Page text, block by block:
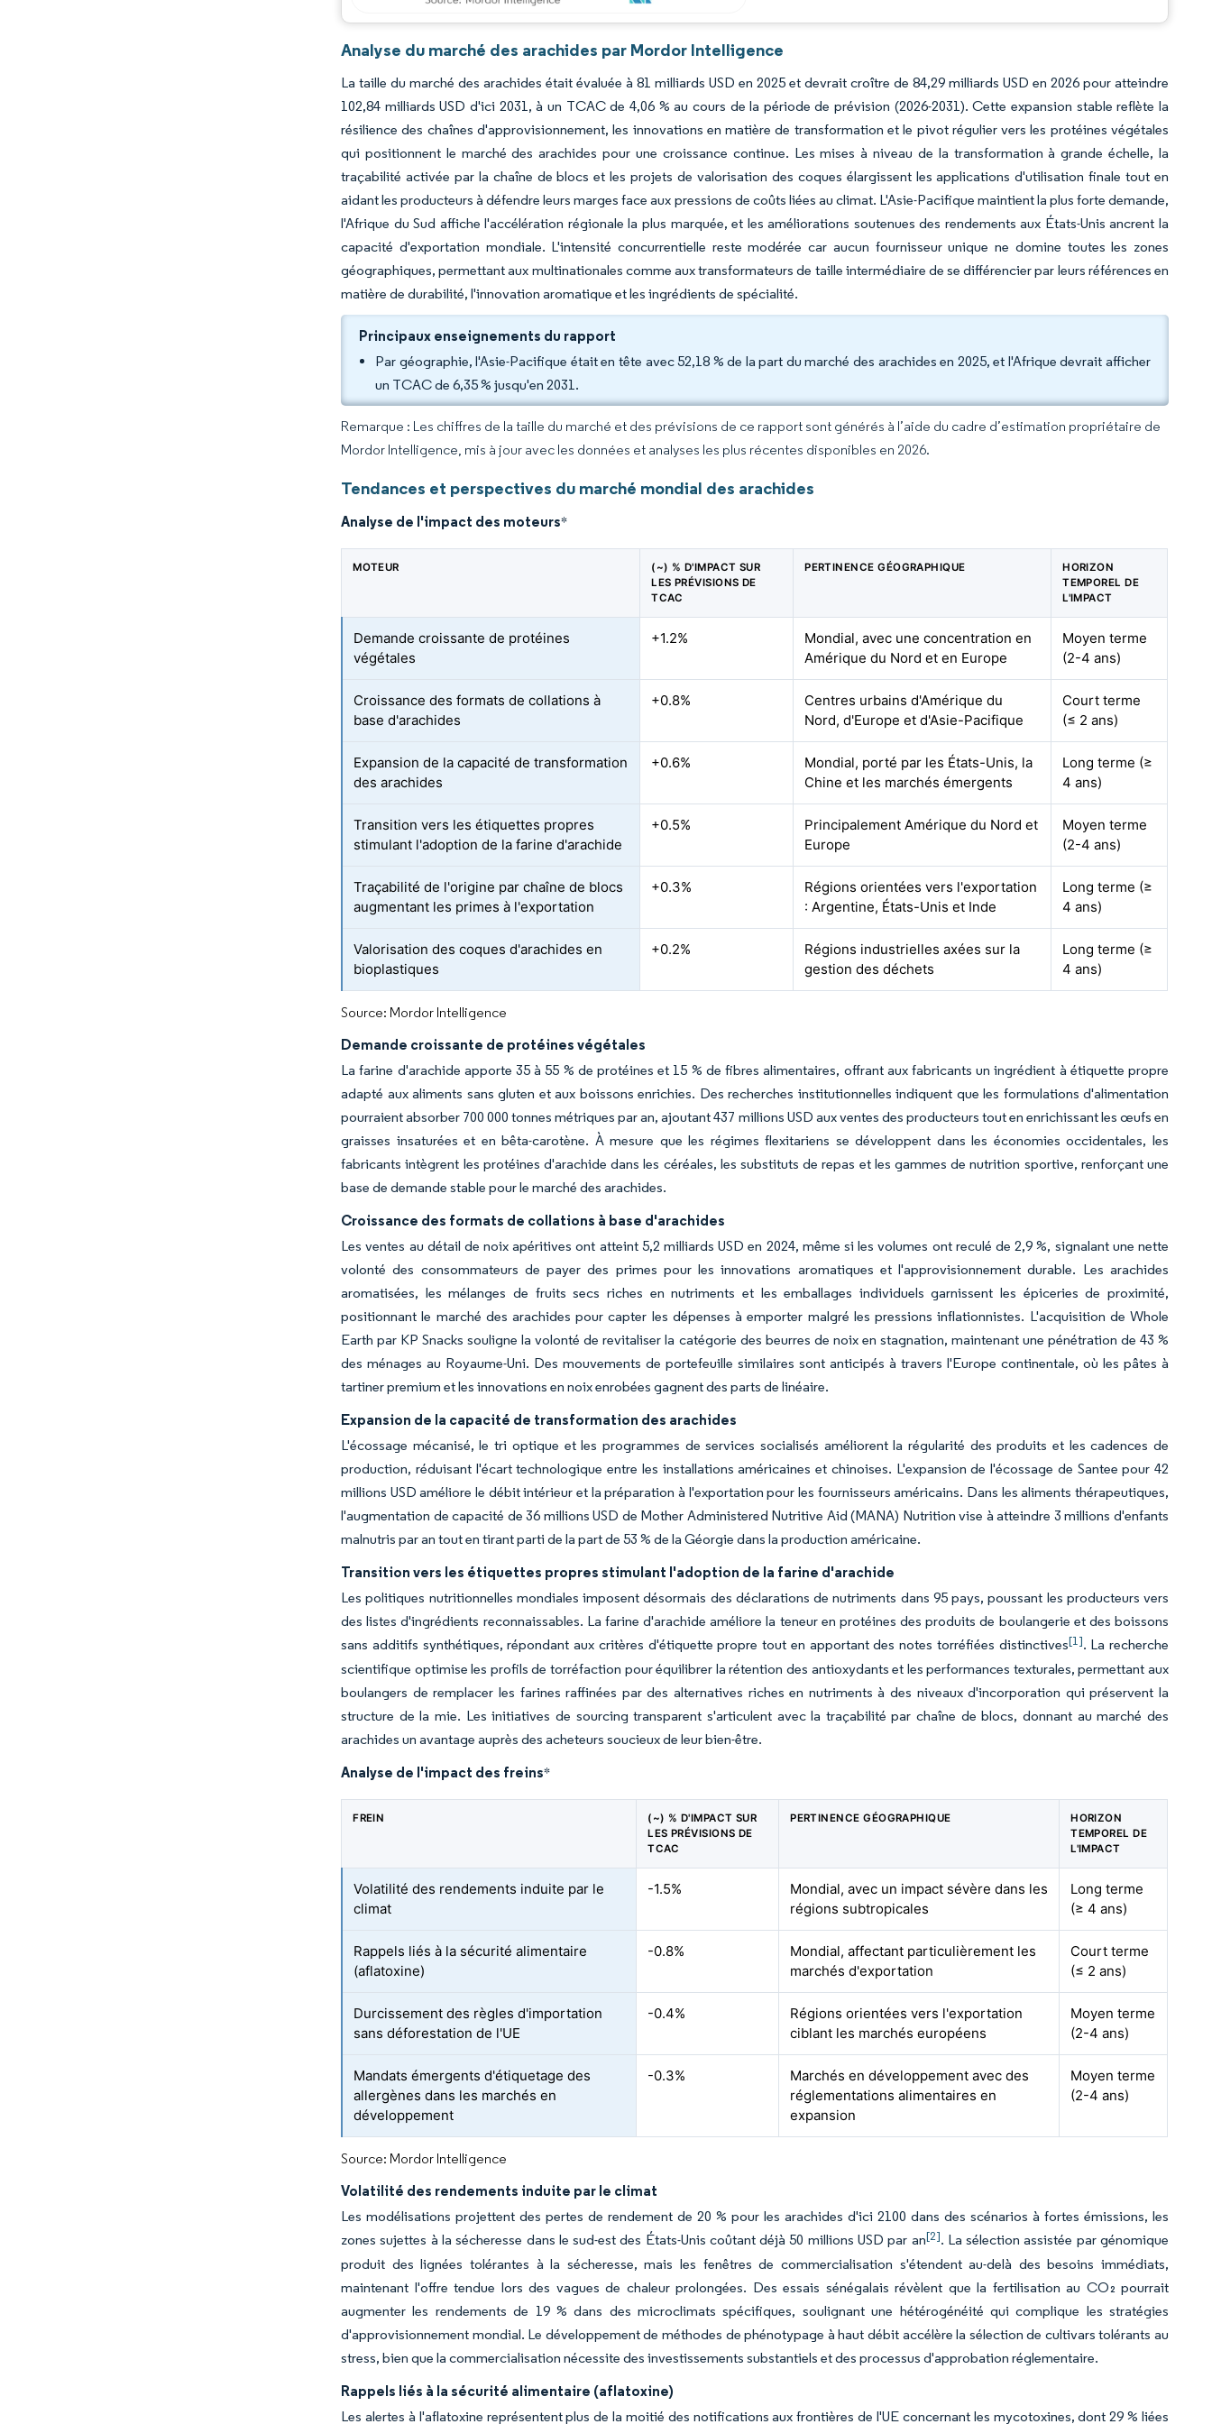
Analyse du marché des arachides par Mordor Intelligence
La taille du marché des arachides était évaluée à 81 milliards USD en 2025 et devrait croître de 84,29 milliards USD en 2026 pour atteindre
102,84 milliards USD d'ici 2031, à un TCAC de 4,06 % au cours de la période de prévision (2026-2031). Cette expansion stable reflète la
résilience des chaînes d'approvisionnement, les innovations en matière de transformation et le pivot régulier vers les protéines végétales
qui positionnent le marché des arachides pour une croissance continue. Les mises à niveau de la transformation à grande échelle, la
traçabilité activée par la chaîne de blocs et les projets de valorisation des coques élargissent les applications d'utilisation finale tout en
aidant les producteurs à défendre leurs marges face aux pressions de coûts liées au climat. L'Asie-Pacifique maintient la plus forte demande,
l'Afrique du Sud affiche l'accélération régionale la plus marquée, et les améliorations soutenues des rendements aux États-Unis ancrent la
capacité d'exportation mondiale. L'intensité concurrentielle reste modérée car aucun fournisseur unique ne domine toutes les zones
géographiques, permettant aux multinationales comme aux transformateurs de taille intermédiaire de se différencier par leurs références en
matière de durabilité, l'innovation aromatique et les ingrédients de spécialité.
Principaux enseignements du rapport
Par géographie, l'Asie-Pacifique était en tête avec 52,18 % de la part du marché des arachides en 2025, et l'Afrique devrait afficher
un TCAC de 6,35 % jusqu'en 2031.
Remarque : Les chiffres de la taille du marché et des prévisions de ce rapport sont générés à l’aide du cadre d’estimation propriétaire de
Mordor Intelligence, mis à jour avec les données et analyses les plus récentes disponibles en 2026.
Tendances et perspectives du marché mondial des arachides
Analyse de l'impact des moteurs*
MOTEUR
(~) % D'IMPACT SUR
LES PRÉVISIONS DE
TCAC
PERTINENCE GÉOGRAPHIQUE
HORIZON
TEMPOREL DE
L'IMPACT
Demande croissante de protéines
végétales
+1.2%
Mondial, avec une concentration en
Amérique du Nord et en Europe
Moyen terme
(2-4 ans)
Croissance des formats de collations à
base d'arachides
+0.8%
Centres urbains d'Amérique du
Nord, d'Europe et d'Asie-Pacifique
Court terme
(≤ 2 ans)
Expansion de la capacité de transformation
des arachides
+0.6%
Mondial, porté par les États-Unis, la
Chine et les marchés émergents
Long terme (≥
4 ans)
Transition vers les étiquettes propres
stimulant l'adoption de la farine d'arachide
+0.5%
Principalement Amérique du Nord et
Europe
Moyen terme
(2-4 ans)
Traçabilité de l'origine par chaîne de blocs
augmentant les primes à l'exportation
+0.3%
Régions orientées vers l'exportation
: Argentine, États-Unis et Inde
Long terme (≥
4 ans)
Valorisation des coques d'arachides en
bioplastiques
+0.2%
Régions industrielles axées sur la
gestion des déchets
Long terme (≥
4 ans)
Source: Mordor Intelligence
Demande croissante de protéines végétales
La farine d'arachide apporte 35 à 55 % de protéines et 15 % de fibres alimentaires, offrant aux fabricants un ingrédient à étiquette propre
adapté aux aliments sans gluten et aux boissons enrichies. Des recherches institutionnelles indiquent que les formulations d'alimentation
pourraient absorber 700 000 tonnes métriques par an, ajoutant 437 millions USD aux ventes des producteurs tout en enrichissant les œufs en
graisses insaturées et en bêta-carotène. À mesure que les régimes flexitariens se développent dans les économies occidentales, les
fabricants intègrent les protéines d'arachide dans les céréales, les substituts de repas et les gammes de nutrition sportive, renforçant une
base de demande stable pour le marché des arachides.
Croissance des formats de collations à base d'arachides
Les ventes au détail de noix apéritives ont atteint 5,2 milliards USD en 2024, même si les volumes ont reculé de 2,9 %, signalant une nette
volonté des consommateurs de payer des primes pour les innovations aromatiques et l'approvisionnement durable. Les arachides
aromatisées, les mélanges de fruits secs riches en nutriments et les emballages individuels garnissent les épiceries de proximité,
positionnant le marché des arachides pour capter les dépenses à emporter malgré les pressions inflationnistes. L'acquisition de Whole
Earth par KP Snacks souligne la volonté de revitaliser la catégorie des beurres de noix en stagnation, maintenant une pénétration de 43 %
des ménages au Royaume-Uni. Des mouvements de portefeuille similaires sont anticipés à travers l'Europe continentale, où les pâtes à
tartiner premium et les innovations en noix enrobées gagnent des parts de linéaire.
Expansion de la capacité de transformation des arachides
L'écossage mécanisé, le tri optique et les programmes de services socialisés améliorent la régularité des produits et les cadences de
production, réduisant l'écart technologique entre les installations américaines et chinoises. L'expansion de l'écossage de Santee pour 42
millions USD améliore le débit intérieur et la préparation à l'exportation pour les fournisseurs américains. Dans les aliments thérapeutiques,
l'augmentation de capacité de 36 millions USD de Mother Administered Nutritive Aid (MANA) Nutrition vise à atteindre 3 millions d'enfants
malnutris par an tout en tirant parti de la part de 53 % de la Géorgie dans la production américaine.
Transition vers les étiquettes propres stimulant l'adoption de la farine d'arachide
Les politiques nutritionnelles mondiales imposent désormais des déclarations de nutriments dans 95 pays, poussant les producteurs vers
des listes d'ingrédients reconnaissables. La farine d'arachide améliore la teneur en protéines des produits de boulangerie et des boissons
sans additifs synthétiques, répondant aux critères d'étiquette propre tout en apportant des notes torréfiées distinctives[1]. La recherche
scientifique optimise les profils de torréfaction pour équilibrer la rétention des antioxydants et les performances texturales, permettant aux
boulangers de remplacer les farines raffinées par des alternatives riches en nutriments à des niveaux d'incorporation qui préservent la
structure de la mie. Les initiatives de sourcing transparent s'articulent avec la traçabilité par chaîne de blocs, donnant au marché des
arachides un avantage auprès des acheteurs soucieux de leur bien-être.
Analyse de l'impact des freins*
FREIN
(~) % D'IMPACT SUR
LES PRÉVISIONS DE
TCAC
PERTINENCE GÉOGRAPHIQUE
HORIZON
TEMPOREL DE
L'IMPACT
Volatilité des rendements induite par le
climat
-1.5%
Mondial, avec un impact sévère dans les
régions subtropicales
Long terme
(≥ 4 ans)
Rappels liés à la sécurité alimentaire
(aflatoxine)
-0.8%
Mondial, affectant particulièrement les
marchés d'exportation
Court terme
(≤ 2 ans)
Durcissement des règles d'importation
sans déforestation de l'UE
-0.4%
Régions orientées vers l'exportation
ciblant les marchés européens
Moyen terme
(2-4 ans)
Mandats émergents d'étiquetage des
allergènes dans les marchés en
développement
-0.3%
Marchés en développement avec des
réglementations alimentaires en
expansion
Moyen terme
(2-4 ans)
Source: Mordor Intelligence
Volatilité des rendements induite par le climat
Les modélisations projettent des pertes de rendement de 20 % pour les arachides d'ici 2100 dans des scénarios à fortes émissions, les
zones sujettes à la sécheresse dans le sud-est des États-Unis coûtant déjà 50 millions USD par an[2]. La sélection assistée par génomique
produit des lignées tolérantes à la sécheresse, mais les fenêtres de commercialisation s'étendent au-delà des besoins immédiats,
maintenant l'offre tendue lors des vagues de chaleur prolongées. Des essais sénégalais révèlent que la fertilisation au CO₂ pourrait
augmenter les rendements de 19 % dans des microclimats spécifiques, soulignant une hétérogénéité qui complique les stratégies
d'approvisionnement mondial. Le développement de méthodes de phénotypage à haut débit accélère la sélection de cultivars tolérants au
stress, bien que la commercialisation nécessite des investissements substantiels et des processus d'approbation réglementaire.
Rappels liés à la sécurité alimentaire (aflatoxine)
Les alertes à l'aflatoxine représentent plus de la moitié des notifications aux frontières de l'UE concernant les mycotoxines, dont 29 % liées